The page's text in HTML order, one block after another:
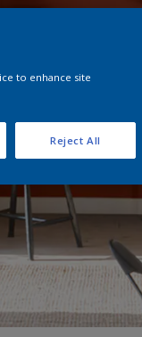
to enhance site
Reject All